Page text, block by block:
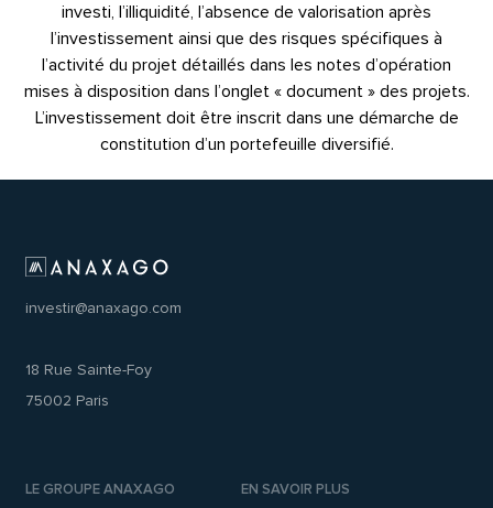
investi, l’illiquidité, l’absence de valorisation après
l’investissement ainsi que des risques spécifiques à
l’activité du projet détaillés dans les notes d’opération
mises à disposition dans l’onglet « document » des projets.
L’investissement doit être inscrit dans une démarche de
constitution d’un portefeuille diversifié.
investir@anaxago.com
18 Rue Sainte-Foy
75002 Paris
LE GROUPE ANAXAGO EN SAVOIR PLUS